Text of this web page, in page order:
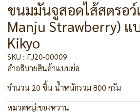
ขนมมันจูสอดไส้สตรอว์
Manju Strawberry) แ
Kikyo
SKU : FJ20-00009
คำอธิบายสินค้าแบบย่อ
จำนวน 20 ชิ้น น้ำหนักรวม 800 กรัม
หมวดหมู่:ของหวาน